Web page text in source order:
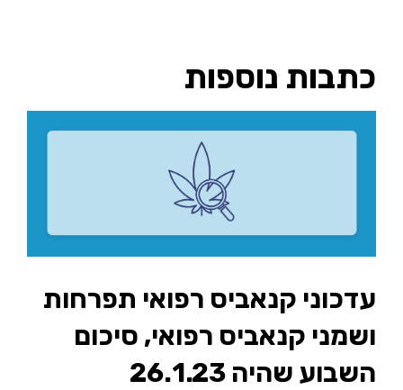
כתבות נוספות
עדכוני קנאביס רפואי תפרחות
ושמני קנאביס רפואי, סיכום
השבוע שהיה 26.1.23